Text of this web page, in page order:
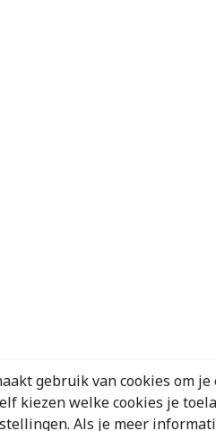
gebruik van cookies om
kiezen welke cookies je
Als je meer